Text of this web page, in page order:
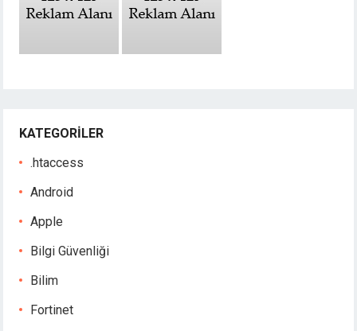
KATEGORILER
.htaccess
Android
Apple
Bilgi Güvenliği
Bilim
Fortinet